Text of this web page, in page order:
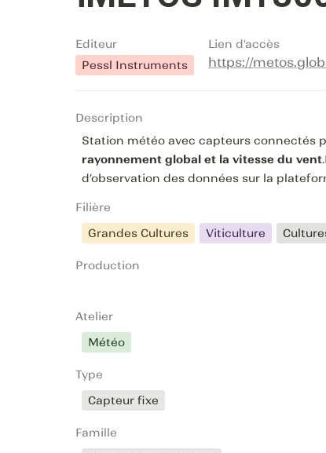
Editeur
Pessl Instruments
Lien d'accès
https://
Description
Station météo avec capteurs connectés
rayonnement global et la vitesse du vent
d’observation des données sur la
Filière
Grandes Cultures
Viticulture
Production
Atelier
Météo
Type
Capteur fixe
Famille